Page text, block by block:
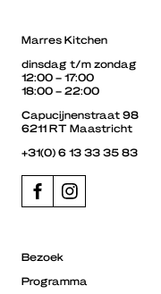
Marres Kitchen
dinsdag t/m zondag
12:00 – 17:00
18:00 – 22:00
Capucijnenstraat 98
6211 RT Maastricht
+31(0) 6 13 33 35 83
Bezoek
Programma